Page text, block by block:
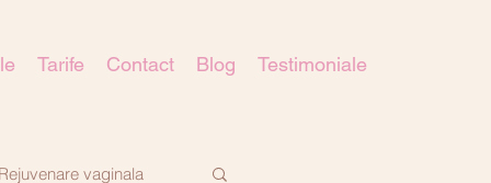
Tarife Contact Blog Testimoniale
Rejuvenare vaginala